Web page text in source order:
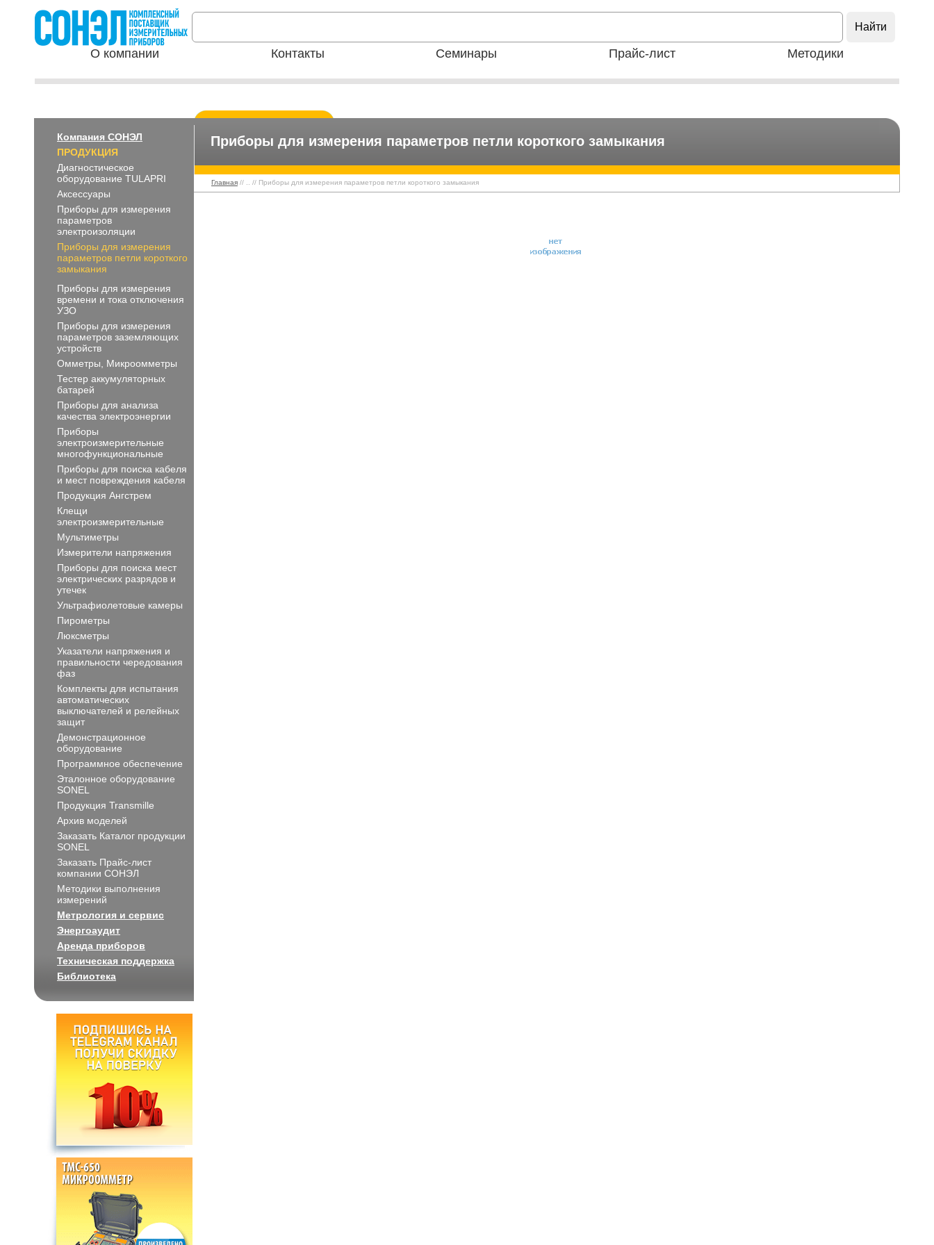
О компании Контакты Семинары Прайс-лист Методики
Компания СОНЭЛ
ПРОДУКЦИЯ
Диагностическое
оборудование TULAPRI
Аксессуары
Приборы для измерения
параметров
электроизоляции
Приборы для измерения
параметров петли короткого
замыкания
Приборы для измерения
времени и тока отключения
УЗО
Приборы для измерения
параметров заземляющих
устройств
Омметры, Микроомметры
Тестер аккумуляторных
батарей
Приборы для анализа
качества электроэнергии
Приборы
электроизмерительные
многофункциональные
Приборы для поиска кабеля
и мест повреждения кабеля
Продукция Ангстрем
Клещи
электроизмерительные
Мультиметры
Измерители напряжения
Приборы для поиска мест
электрических разрядов и
утечек
Ультрафиолетовые камеры
Пирометры
Люксметры
Указатели напряжения и
правильности чередования
фаз
Комплекты для испытания
автоматических
выключателей и релейных
защит
Демонстрационное
оборудование
Программное обеспечение
Эталонное оборудование
SONEL
Продукция Transmille
Архив моделей
Заказать Каталог продукции
SONEL
Заказать Прайс-лист
компании СОНЭЛ
Методики выполнения
измерений
Метрология и сервис
Энергоаудит
Аренда приборов
Техническая поддержка
Библиотека
Приборы для измерения параметров петли короткого замыкания
Главная // .. // Приборы для измерения параметров петли короткого замыкания